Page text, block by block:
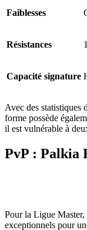
Faiblesses
Résistances
Capacité signature
Avec des statistiques
forme possède
il est vulnérable à
PvP : Palkia
Pour la Ligue Master,
exceptionnels pour